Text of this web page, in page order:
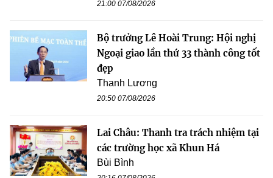
21:00 07/08/2026
Bộ trưởng Lê Hoài Trung: Hội nghị
Ngoại giao lần thứ 33 thành công tốt
đẹp
Thanh Lương
20:50 07/08/2026
Lai Châu: Thanh tra trách nhiệm tại
các trường học xã Khun Há
Bùi Bình